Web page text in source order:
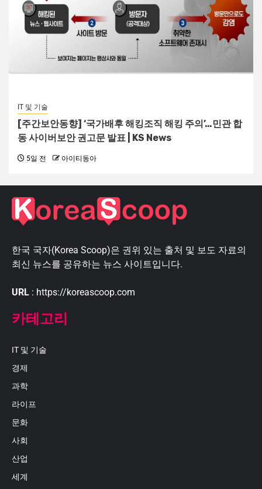
IT 및 기술
[주간보안동향] ‘국가배후 해킹조직 해킹 주의’…민관 합
동 사이버보안 권고문 발표 | KS News
5일 전 아이티동아
한국 국자(Korea Scoop)은 권위 있는 출처 및 보도 자료의
최신 뉴스를 공유하는 뉴스 사이트입니다.
URL : https://koreascoop.com
카테고리
IT 및 기술
경제
과학
라이프
문화
사회
산업
세계